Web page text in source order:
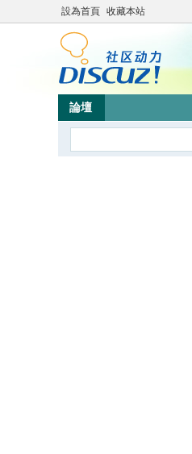
設為首頁 收藏本站
論壇